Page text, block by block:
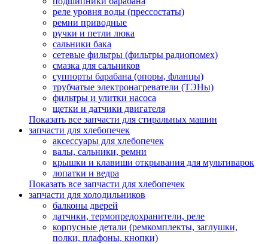
реле уровня воды (прессостаты)
ремни приводные
ручки и петли люка
сальники бака
сетевые фильтры (фильтры радиопомех)
смазка для сальников
суппорты барабана (опоры, фланцы)
трубчатые электронагреватели (ТЭНы)
фильтры и улитки насоса
щетки и датчики двигателя
Показать все запчасти для стиральных машин
запчасти для хлебопечек
аксессуары для хлебопечек
валы, сальники, ремни
крышки и клавиши открывания для мультиварок
лопатки и ведра
Показать все запчасти для хлебопечек
запчасти для холодильников
балконы дверей
датчики, термопредохранители, реле
корпусные детали (ремкомплекты, заглушки,
полки, плафоны, кнопки)